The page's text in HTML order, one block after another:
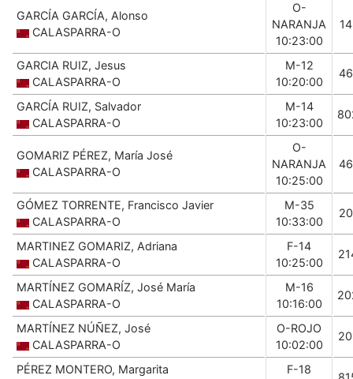
GARCÍA GARCÍA, Alonso
CALASPARRA-O
O-
NARANJA
10:23:00
GARCIA RUIZ, Jesus
CALASPARRA-O
M-12
10:20:00
GARCÍA RUIZ, Salvador
CALASPARRA-O
M-14
10:23:00
GOMARIZ PÉREZ, María José
CALASPARRA-O
O-
NARANJA
10:25:00
GÓMEZ TORRENTE, Francisco Javier
CALASPARRA-O
M-35
10:33:00
MARTINEZ GOMARIZ, Adriana
CALASPARRA-O
F-14
10:25:00
MARTÍNEZ GOMARÍZ, José María
CALASPARRA-O
M-16
10:16:00
MARTÍNEZ NÚÑEZ, José
CALASPARRA-O
O-ROJO
10:02:00
PÉREZ MONTERO, Margarita
F-18